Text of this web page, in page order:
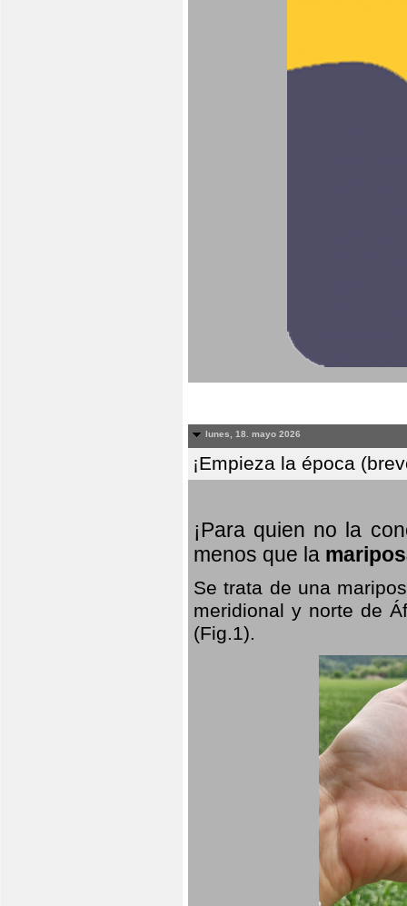
lunes, 18. mayo 2026
¡Empieza la época
¡Para quien no la
menos que la
Se trata de una
meridional y norte de
(Fig.1).